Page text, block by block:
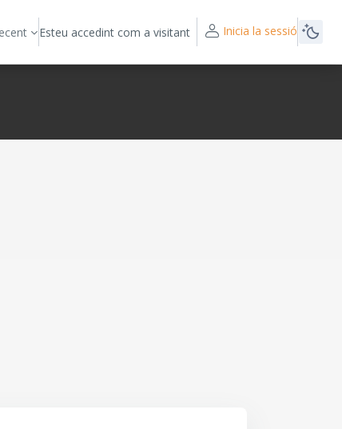
Esteu accedint com a visitant Inicia la sessió